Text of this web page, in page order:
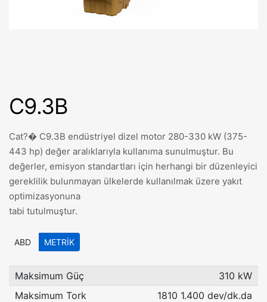
C9.3B
Cat?� C9.3B endüstriyel dizel motor 280-330 kW (375-
443 hp) değer aralıklarıyla kullanıma sunulmuştur. Bu
değerler, emisyon standartları için herhangi bir düzenleyici
gereklilik bulunmayan ülkelerde kullanılmak üzere yakıt
optimizasyonuna
tabi tutulmuştur.
ABD METRIK
Maksimum Güç
310 kW
Maksimum Tork
1810 1.400 dev/dk.da